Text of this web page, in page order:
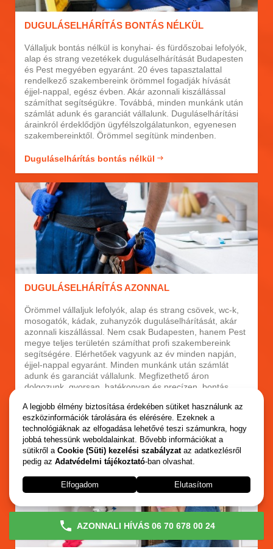
DUGULÁSELHÁRÍTÁS BONTÁS NÉLKÜL
Vállaljuk bontás nélkül is konyhai- és fürdőszobai lefolyók,
alap és strang vezetékek duguláselhárítását Budapesten
és Pest megyében egyaránt. 20 éves tapasztalattal
rendelkező szakembereink örömmel fogadják hívását
éjjel-nappal, egész évben. Akár azonnali kiszállással
számíthat segítségükre. Továbbá, minden munkánk után
számlát adunk és garanciát vállalunk. Duguláselhárítási
árainkról érdeklődjön ügyfélszolgálatunkon, egyenesen
szakembereinktől. Örömmel segítünk mindenben.
Duguláselhárítás bontás nélkül
DUGULÁSELHÁRÍTÁS AZONNAL
Örömmel vállaljuk lefolyók, alap és strang csövek, wc-k,
mosogatók, kádak, zuhanyzók duguláselhárítását, akár
azonnali kiszállással. Nem csak Budapesten, hanem Pest
megye teljes területén számíthat profi szakembereink
segítségére. Elérhetőek vagyunk az év minden napján,
éjjel-nappal egyaránt. Minden munkánk után számlát
adunk és garanciát vállalunk. Megfizethető áron
dolgozunk, gyorsan, hatékonyan és precízen, bontás
segítünk.
Duguláselhárítás azonnal
AZONNALI HÍVÁS 06 70 678 00 24
A legjobb élmény biztosítása érdekében sütiket használunk az
eszközinformációk tárolására és elérésére. Ezeknek a
technológiáknak az elfogadása lehetővé teszi számunkra, hogy
jobbá tehessünk weboldalainkat. Bővebb információkat a
sütikről a Cookie (Süti) kezelési szabályzataz adatkezlésről
pedig az Adatvédelmi tájékoztató-ban olvashat.
Elfogadom Elutasítom